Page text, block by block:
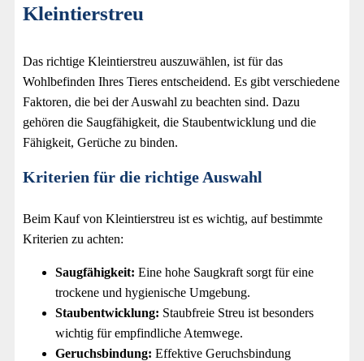
Kleintierstreu
Das richtige Kleintierstreu auszuwählen, ist für das
Wohlbefinden Ihres Tieres entscheidend. Es gibt verschiedene
Faktoren, die bei der Auswahl zu beachten sind. Dazu
gehören die Saugfähigkeit, die Staubentwicklung und die
Fähigkeit, Gerüche zu binden.
Kriterien für die richtige Auswahl
Beim Kauf von Kleintierstreu ist es wichtig, auf bestimmte
Kriterien zu achten:
Saugfähigkeit: Eine hohe Saugkraft sorgt für eine
trockene und hygienische Umgebung.
Staubentwicklung: Staubfreie Streu ist besonders
wichtig für empfindliche Atemwege.
Geruchsbindung: Effektive Geruchsbindung